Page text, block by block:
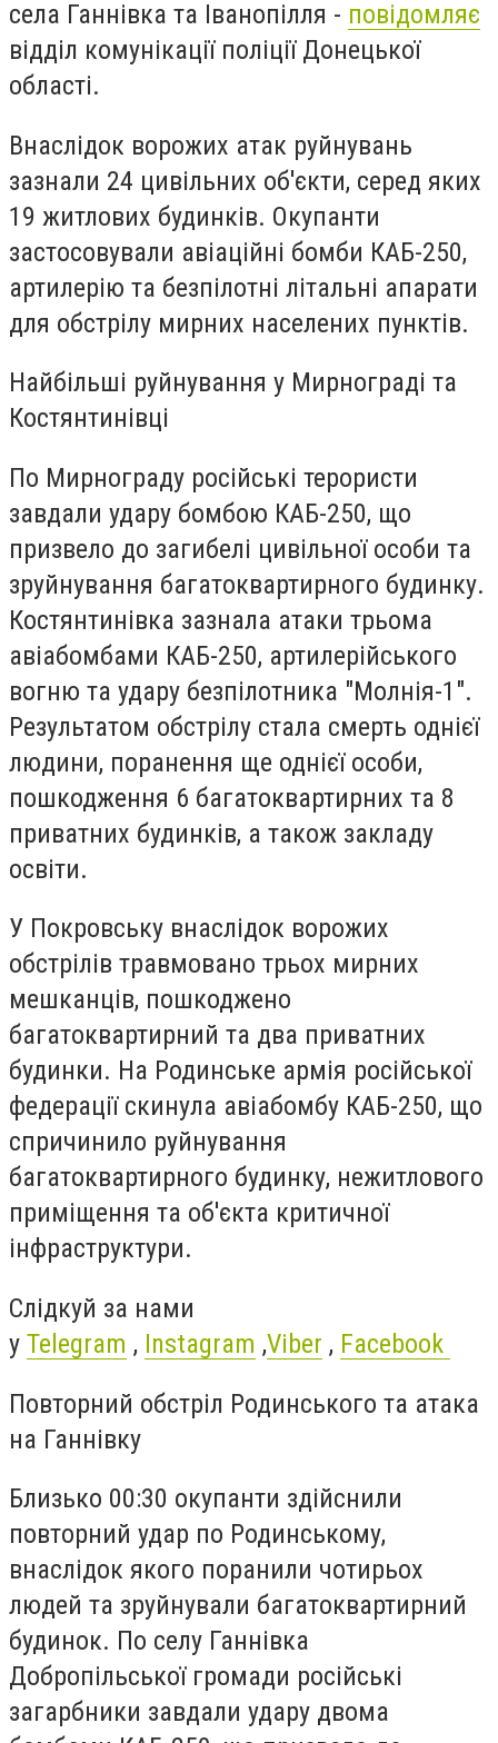
села Ганнівка та Іванопілля - повідомляє
відділ комунікації поліції Донецької
області.
Внаслідок ворожих атак руйнувань
зазнали 24 цивільних об'єкти, серед яких
19 житлових будинків. Окупанти
застосовували авіаційні бомби КАБ-250,
артилерію та безпілотні літальні апарати
для обстрілу мирних населених пунктів.
Найбільші руйнування у Мирнограді та
Костянтинівці
По Мирнограду російські терористи
завдали удару бомбою КАБ-250, що
призвело до загибелі цивільної особи та
зруйнування багатоквартирного будинку.
Костянтинівка зазнала атаки трьома
авіабомбами КАБ-250, артилерійського
вогню та удару безпілотника "Молнія-1".
Результатом обстрілу стала смерть однієї
людини, поранення ще однієї особи,
пошкодження 6 багатоквартирних та 8
приватних будинків, а також закладу
освіти.
У Покровську внаслідок ворожих
обстрілів травмовано трьох мирних
мешканців, пошкоджено
багатоквартирний та два приватних
будинки. На Родинське армія російської
федерації скинула авіабомбу КАБ-250, що
спричинило руйнування
багатоквартирного будинку, нежитлового
приміщення та об'єкта критичної
інфраструктури.
Слідкуй за нами
у Telegram , Instagram ,Viber , Facebook
Повторний обстріл Родинського та атака
на Ганнівку
Близько 00:30 окупанти здійснили
повторний удар по Родинському,
внаслідок якого поранили чотирьох
людей та зруйнували багатоквартирний
будинок. По селу Ганнівка
Добропільської громади російські
загарбники завдали удару двома